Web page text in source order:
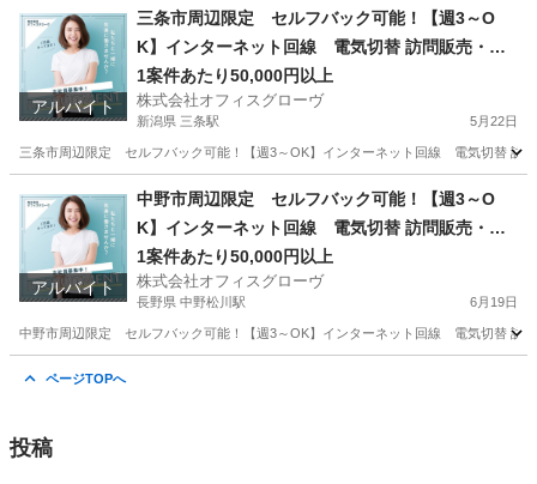
那須烏山市 滝駅 営業
アルバイト
三条市周辺限定 セルフバック可能！【週3～O
K】インターネット回線 電気切替 訪問販売・紹
介
1案件あたり50,000円以上
株式会社オフィスグローヴ
新潟県 三条駅 5月22日
三条市周辺限定 セルフバック可能！【週3～OK】インターネット回線 電気切替 訪
三条駅 営業 セルフ
アルバイト
中野市周辺限定 セルフバック可能！【週3～O
K】インターネット回線 電気切替 訪問販売・紹
介
1案件あたり50,000円以上
株式会社オフィスグローヴ
長野県 中野松川駅 6月19日
中野市周辺限定 セルフバック可能！【週3～OK】インターネット回線 電気切替 訪
ページTOPへ
投稿